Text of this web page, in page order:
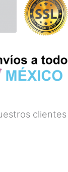
clientes